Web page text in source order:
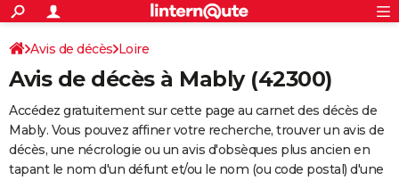
ACTUALITÉS
Politique
Société
Faits Divers
Education
Monde
Villes
+
SPORT
Coupe du monde 2026
Football
Tennis
Cyclisme
Rugby
Forum
Programme TV
TNTStreaming
Cinéma
Sorties cinéma
Musique
+
FINANCE
Retraite
Epargne
Immobilier
Risques naturels par ville
Assurance
AUTO
Avis de décès Loire
Avis de décès à Mably (42300)
Accédez gratuitement sur cette page au carnet des décès de
Mably. Vous pouvez affiner votre recherche, trouver un avis de
décès, une nécrologie ou un avis d'obsèques plus ancien en
tapant le nom d'un défunt et/ou le nom (ou code postal) d'une